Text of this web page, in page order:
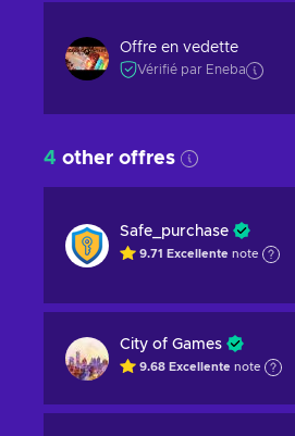
Offre en vedette
Vérifié par Eneba
4 other offres
Safe_purchase
9.71 Excellente note
City of Games
9.68 Excellente note